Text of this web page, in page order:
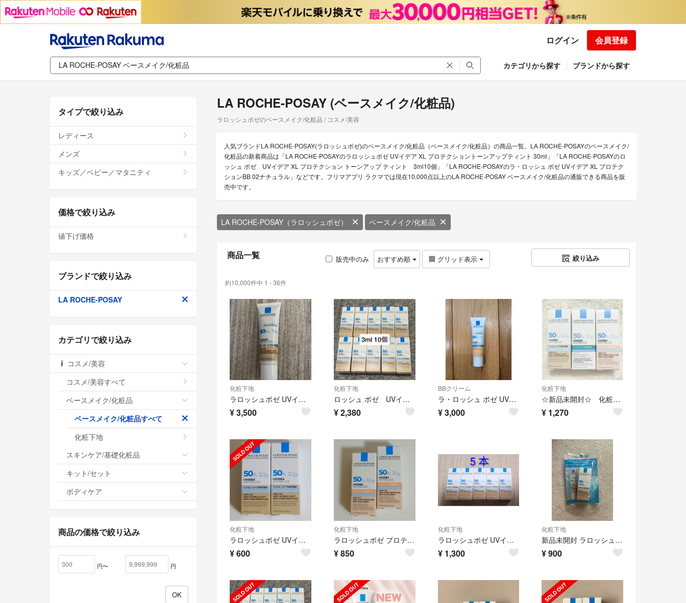
ログイン 会員登録
カテゴリから探す ブランドから探す
LA ROCHE-POSAY (ベースメイク/化粧品)
ラロッシュポゼのベースメイク/化粧品 / コスメ/美容
人気ブランドLA ROCHE-POSAY(ラロッシュポゼ)のベースメイク/化粧品（ベースメイク/化粧品）の商品一覧。LA ROCHE-POSAYのベースメイク/
化粧品の新着商品は「LA ROCHE-POSAYのラロッシュポゼ UVイデア XL プロテクショントーンアップティント 30ml」「LA ROCHE-POSAYのロ
ッシュ ポゼ UVイデア XL プロテクション トーンアップ ティント 3ml10個」「LA ROCHE-POSAYのラ・ロッシュ ポゼ UVイデア XL プロテク
ションBB 02ナチュラル」などです。フリマアプリ ラクマでは現在10,000点以上のLA ROCHE-POSAY ベースメイク/化粧品の通販できる商品を販
売中です。
LA ROCHE-POSAY（ラロッシュポゼ） ベースメイク/化粧品
商品一覧 販売中のみ おすすめ順 グリッド表示 絞り込み
約10,000件中 1 - 36件
化粧下地
ラロッシュポゼ UVイデア XL プロテクショントーンアップティント 30ml
¥3,500
化粧下地
ロッシュ ポゼ UVイデア XL プロテクション トーンアップ ティント 3ml10個
¥2,380
BBクリーム
ラ・ロッシュ ポゼ UVイデア XL プロテクションBB 02ナチュラル
¥3,000
化粧下地
☆新品未開封☆ 化粧下地 トーンアップ 使い比べセット ラロッシュポゼ
¥ 1,270
化粧下地
ラロッシュポゼ UVイデアXL プロテクショントーンアップ ティント サンプル
¥600
化粧下地
ラロッシュポゼ プロテクショントーンアップ ローズ+ 化粧下地 サンプル
¥850
化粧下地
ラロッシュポゼ UVイデアXL プロテクショントーンアップ ティント 5本
¥ 1,300
化粧下地
新品未開封 ラロッシュポゼ 化粧下地
¥900
タイプで絞り込み
レディース
メンズ
キッズ／ベビー／マタニティ
価格で絞り込み
値下げ価格
ブランドで絞り込み
LA ROCHE-POSAY
カテゴリで絞り込み
コスメ/美容
コスメ/美容すべて
ベースメイク/化粧品
ベースメイク/化粧品すべて
化粧下地
スキンケア/基礎化粧品
キット/セット
ボディケア
商品の価格で絞り込み
円〜 円